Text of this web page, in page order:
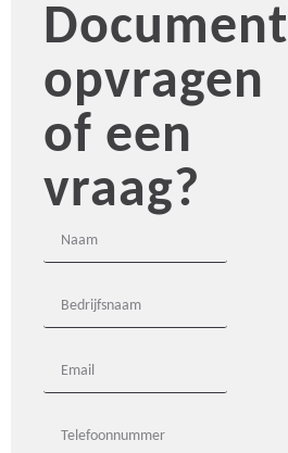
Document
opvragen
of een
vraag?